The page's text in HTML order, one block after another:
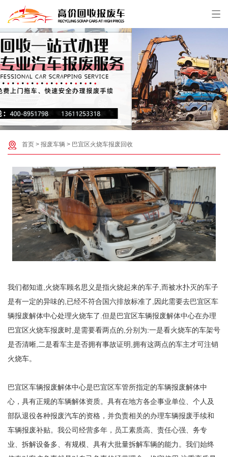
首页 > 报废车辆 > 巴宜区火烧车报废回收
我们都知道,火烧车顾名思义是指火烧起来的车子,而被水扑灭的车子
是有一定的异味的,已经不符合国六排放标准了,因此需要去巴宜区车
辆报废解体中心处理火烧车了.但是巴宜区车辆报废解体中心在办理
巴宜区火烧车报废时,是需要看两点的,分别为:一是看火烧车的车架号
是否清晰,二是看车主是否拥有事故证明,拥有这两点的车主才可注销
火烧车。
巴宜区车辆报废解体中心是巴宜区车管所指定的车辆报废解体中
心，具有正规的车辆解体资质。具有在地方各企事业单位、个人及
部队退役各种报废汽车的资格，并负责相关的办理车辆报废手续和
车辆报废补贴。我公司经营多年，员工素质高、责任心强、务专
业、拆解设备多、有规模、具有大批量拆解车辆的能力。我们始终